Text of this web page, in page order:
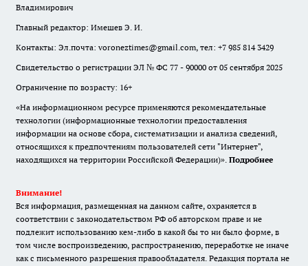
Владимирович
Главный редактор: Имешев Э. И.
Контакты: Эл.почта: voroneztimes@gmail.com, тел: +7 985 814 3429
Свидетельство о регистрации ЭЛ № ФС 77 - 90000 от 05 сентября 2025
Ограничение по возрасту: 16+
«На информационном ресурсе применяются рекомендательные
технологии (информационные технологии предоставления
информации на основе сбора, систематизации и анализа сведений,
относящихся к предпочтениям пользователей сети "Интернет",
находящихся на территории Российской Федерации)». Подробнее
Внимание!
Вся информация, размещенная на данном сайте, охраняется в
соответствии с законодательством РФ об авторском праве и не
подлежит использованию кем-либо в какой бы то ни было форме, в
том числе воспроизведению, распространению, переработке не иначе
как с письменного разрешения правообладателя. Редакция портала не